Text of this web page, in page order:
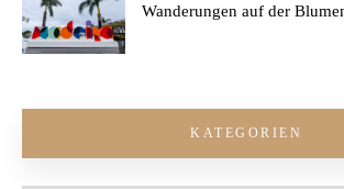
Wanderungen auf der
KATEGORIEN